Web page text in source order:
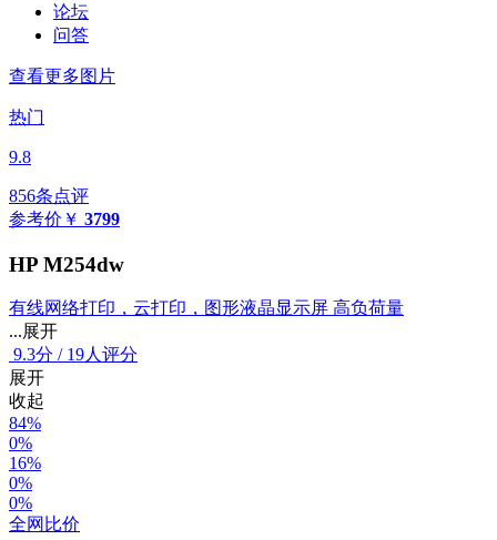
论坛
问答
查看更多图片
热门
9.8
856条点评
参考价 ￥ 3799
HP M254dw
有线网络打印，云打印，图形液晶显示屏 高负荷量
...展开
9.3分 / 19人评分
展开
收起
84%
0%
16%
0%
0%
全网比价